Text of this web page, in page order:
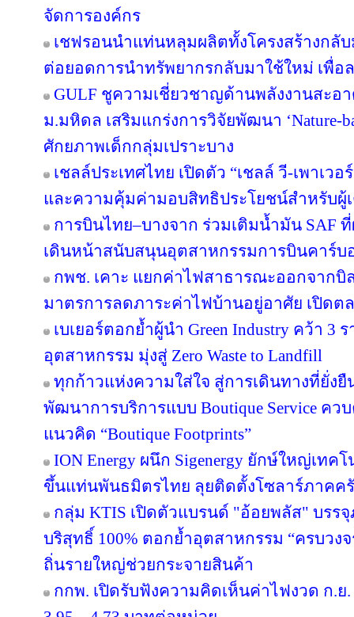
จัดการองค์กร
เชฟรอนนำแท่นหลุมผลิตทั้งโครงสร้างกลั
ต่อยอดการนำทรัพยากรกลับมาใช้ใหม่ เพื่อ
GULF ชูความเชี่ยวชาญด้านพลังงานสะอ
ม.มหิดล เสริมแกร่งการวิจัยพัฒนา ‘Nature-
ศักยภาพเด็กกลุ่มเปราะบาง
เชลล์ประเทศไทย เปิดตัว “เชลล์ วี-เพาเว
และความคุ้มค่ามอบสิทธิประโยชน์สำหรับผู้
การบินไทย–บางจาก ร่วมเติมน้ำมัน SAF
เดินหน้าสนับสนุนอุตสาหกรรมการบินคาร์บ
กพช. เคาะ แยกค่าไฟสาธารณะออกจาก
มาตรการลดภาระค่าไฟบ้านอยู่อาศัย เปิดต
เบเยอร์ตอกย้ำผู้นำ Green Industry คว้า 3
อุตสาหกรรม มุ่งสู่ Zero Waste to Landfill
ทุกก้าวแห่งความใส่ใจ สู่การเดินทางที่ยั่ง
พัฒนาการบริการแบบ Boutique Service ค
แนวคิด “Boutique Footprints”
ION Energy ผนึก Sigenergy ยักษ์ใหญ่เท
ขึ้นแท่นพันธมิตรไทย ลุยติดตั้งโซลาร์ภาคครั
กลุ่ม KTIS เปิดตัวแบรนด์ "อ้อยพลัส" บร
บริสุทธิ์ 100% ตอกย้ำอุตสาหกรรม “ครบวง
ถิ่นรายใหญ่ช่วยกระจายสินค้า
กกพ. เปิดรับฟังความคิดเห็นค่าไฟงวด ก.ย.